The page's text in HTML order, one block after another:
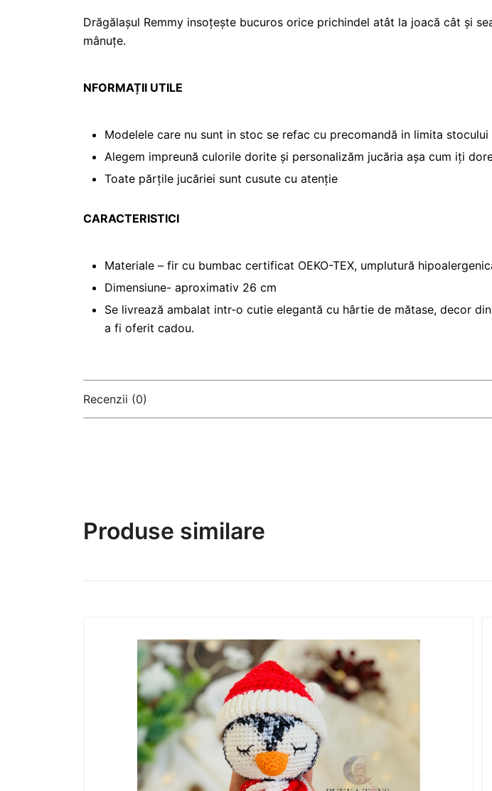
Drăgălașul Remmy insoțește bucuros orice prichindel atât la joacă cât și
mânuțe.
NFORMAȚII UTILE
Modelele care nu sunt in stoc se refac cu precomandă in limita
Alegem impreună culorile dorite și personalizăm jucăria așa cum iți
Toate părțile jucăriei sunt cusute cu atenție
CARACTERISTICI
Materiale – fir cu bumbac certificat OEKO-TEX, umplutură
Dimensiune- aproximativ 26 cm
Se livrează ambalat intr-o cutie elegantă cu hârtie de mătase, decor
a fi oferit cadou.
Recenzii (0)
Produse similare